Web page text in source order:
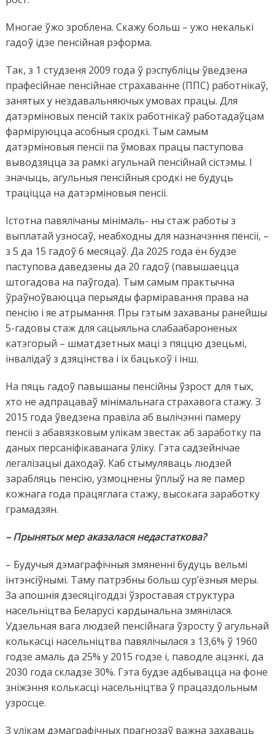
Многае ўжо зроблена. Скажу больш – ужо некалькі
гадоў ідзе пенсійная рэформа.
Так, з 1 студзеня 2009 года ў рэспубліцы ўведзена
прафесійнае пенсійнае страхаванне (ППС) работнікаў,
занятых у нездавальняючых умовах працы. Для
датэрміновых пенсій такіх работнікаў работадаўцам
фарміруюцца асобныя сродкі. Тым самым
датэрміновыя пенсіі па ўмовах працы паступова
выводзяцца за рамкі агульнай пенсійнай сістэмы. І
значыць, агульныя пенсійныя сродкі не будуць
траціцца на датэрміновыя пенсіі.
Істотна павялічаны мінімаль- ны стаж работы з
выплатай узносаў, неабходны для назначэння пенсіі, –
з 5 да 15 гадоў 6 месяцаў. Да 2025 года ён будзе
паступова даведзены да 20 гадоў (павышаецца
штогадова на паўгода). Тым самым практычна
ўраўноўваюцца перыяды фарміравання права на
пенсію і яе атрымання. Пры гэтым захаваны ранейшы
5-гадовы стаж для сацыяльна слабаабароненых
катэгорый – шматдзетных маці з пяццю дзецьмі,
інвалідаў з дзяцінства і іх бацькоў і інш.
На пяць гадоў павышаны пенсійны ўзрост для тых,
хто не адпрацаваў мінімальнага страхавога стажу. З
2015 года ўведзена правіла аб вылічэнні памеру
пенсіі з абавязковым улікам звестак аб заработку па
даных персаніфікаванага ўліку. Гэта садзейнічае
легалізацыі даходаў. Каб стымуляваць людзей
зарабляць пенсію, узмоцнены ўплыў на яе памер
кожнага года працяглага стажу, высокага заработку
грамадзян.
– Прынятых мер аказалася недастаткова?
– Будучыя дэмаграфічныя змяненні будуць вельмі
інтэнсіўнымі. Таму патрэбны больш сур’ёзныя меры.
За апошнія дзесяцігоддзі ўзроставая структура
насельніцтва Беларусі кардынальна змянілася.
Удзельная вага людзей пенсійнага ўзросту ў агульнай
колькасці насельніцтва павялічылася з 13,6% ў 1960
годзе амаль да 25% у 2015 годзе і, паводле ацэнкі, да
2030 года складзе 30%. Гэта будзе адбывацца на фоне
зніжэння колькасці насельніцтва ў працаздольным
узросце.
З улікам дэмаграфічных прагнозаў важна захаваць